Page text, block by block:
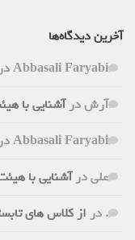
آخرین دیدگاه‌ها
Abbasali Faryabiدر
آرشدرآشنایی با
Abbasali Faryabiدر
علیدرآشنایی با هیئت
.دراز کلاس های